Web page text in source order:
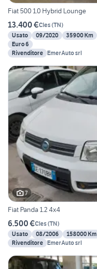
Fiat 500 1.0 Hybrid Lounge
13.400 €Cles(TN)
Usato
09/2020 35900 Km
Euro 6
Rivenditore EmerAuto srl
7
Fiat Panda 1.2 4x4
6.500 €Cles(TN)
Usato
08/2006 158000 Km
Rivenditore EmerAuto srl